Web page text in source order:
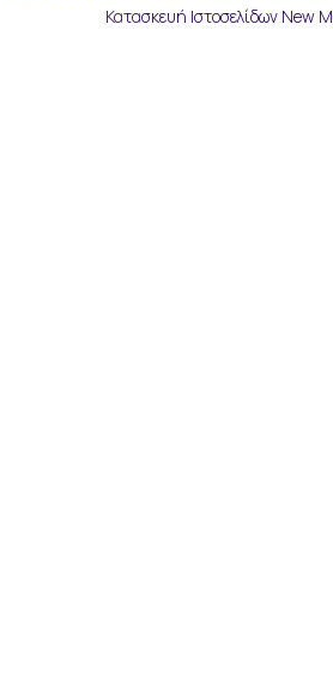
Κατασκευή Ιστοσελίδων New